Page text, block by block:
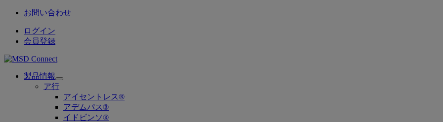
お問い合わせ
ログイン
会員登録
製品情報
Open
submenu
ア行
アイセントレス®
アデムパス®
イドビンソ®